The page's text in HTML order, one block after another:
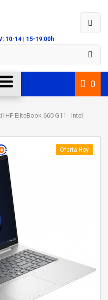
10-14 | 15-19:00h
0
HP EliteBook 660 G11 - Intel
Oferta Hoy